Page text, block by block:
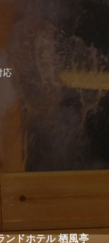
応
ドホテル 栖風亭